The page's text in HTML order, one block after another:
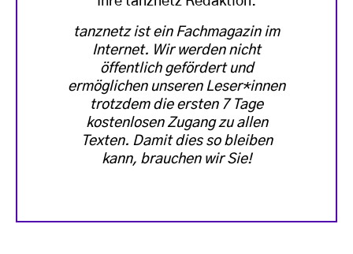
tanznetz ist ein Fachmagazin im
Internet. Wir werden nicht
öffentlich gefördert und
ermöglichen unseren Leser*innen
trotzdem die ersten 7 Tage
kostenlosen Zugang zu allen
Texten. Damit dies so bleiben
kann, brauchen wir Sie!